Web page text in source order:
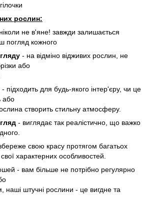
рослин:
не в'яне! завжди залишається
погляд кожного
- на відміно відживих рослин, не
або
- підходить для будь-якого інтер'єру, чи це
або
створить стильну атмосферу.
- виглядає так реалістично, що важко
свою красу протягом багатьох
характерних особливостей.
- вам більше не потрібно регулярно
наші штучні рослини - це вигдне та